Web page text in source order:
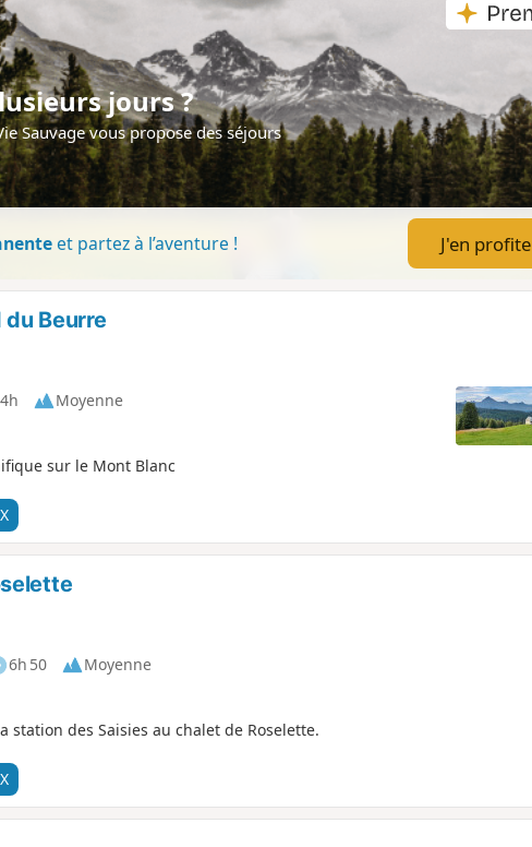
jours ?
Sauvage vous propose des séjours
et partez à l’aventure ! J'en profite
Beurre
4h
Moyenne
sur le Mont Blanc
6h 50
Moyenne
des Saisies au chalet de Roselette.